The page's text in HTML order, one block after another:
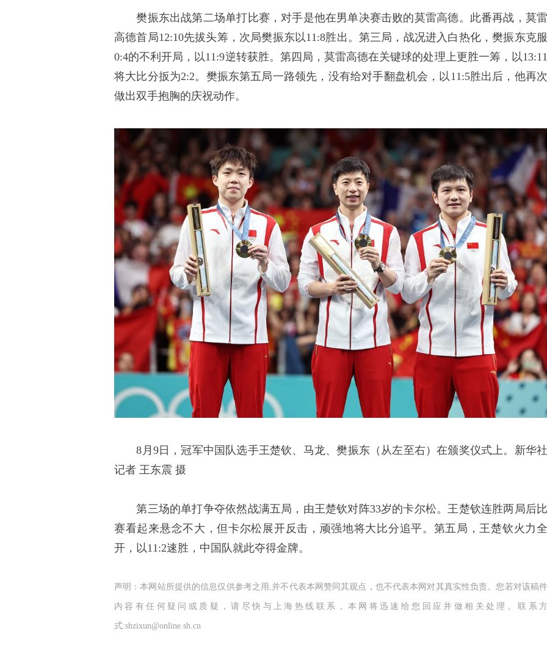
樊振东出战第二场单打比赛，对手是他在男单决赛击败的莫雷高德。此番再战，莫雷
高德首局12:10先拔头筹，次局樊振东以11:8胜出。第三局，战况进入白热化，樊振东克服
0:4的不利开局，以11:9逆转获胜。第四局，莫雷高德在关键球的处理上更胜一筹，以13:11
将大比分扳为2:2。樊振东第五局一路领先，没有给对手翻盘机会，以11:5胜出后，他再次
做出双手抱胸的庆祝动作。
8月9日，冠军中国队选手王楚钦、马龙、樊振东（从左至右）在颁奖仪式上。新华社
记者 王东震 摄
第三场的单打争夺依然战满五局，由王楚钦对阵33岁的卡尔松。王楚钦连胜两局后比
赛看起来悬念不大，但卡尔松展开反击，顽强地将大比分追平。第五局，王楚钦火力全
开，以11:2速胜，中国队就此夺得金牌。
声明：本网站所提供的信息仅供参考之用,并不代表本网赞同其观点，也不代表本网对其真实性负责。您若对该稿件
内容有任何疑问或质疑，请尽快与上海热线联系，本网将迅速给您回应并做相关处理。联系方
式:shzixun@online.sh.cn